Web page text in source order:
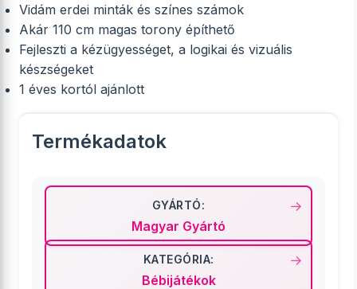
Vidám erdei minták és színes számok
Akár 110 cm magas torony építhető
Fejleszti a kézügyességet, a logikai és vizuális
készségeket
1 éves kortól ajánlott
Termékadatok
GYÁRTÓ:
Magyar Gyártó
KATEGÓRIA:
Bébijátékok